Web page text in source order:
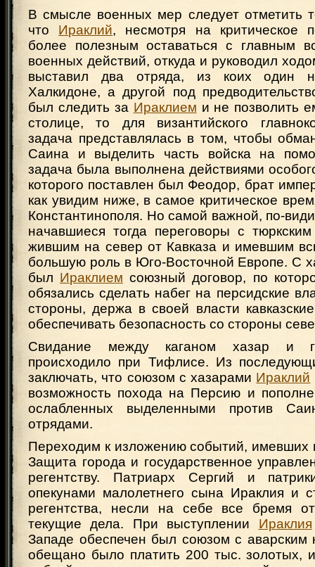
В смысле военных мер следует отметить
что Ираклий, несмотря на критическое
более полезным оставаться с главным
военных действий, откуда и руководил
выставил два отряда, из коих один
Халкидоне, а другой под
был следить за Ираклием и не позволить
столице, то для византийского
задача представлялась в том, чтобы
Саина и выделить часть войска на
задача была выполнена действиями
которого поставлен был Феодор, брат
как увидим ниже, в самое критическое
Константинополя. Но самой важной, по-
начавшиеся тогда переговоры с
жившим на север от Кавказа и имевшим
большую роль в Юго-Восточной Европе. С
был Ираклием союзный договор, по
обязались сделать набег на персидские
стороны, держа в своей власти
обеспечивать безопасность со стороны
Свидание между каганом хазар и
происходило при Тифлисе. Из
заключать, что союзом с хазарами Ираклий
возможность похода на Персию и
ослабленных выделенными против
отрядами.
Переходим к изложению событий, имевших
Защита города и государственное
регентству. Патриарх Сергий и
опекунами малолетнего сына Ираклия и
регентства, несли на себе все бремя
текущие дела. При выступлении Ираклия
Западе обеспечен был союзом с аварским
обещано было платить 200 тыс. золотых,